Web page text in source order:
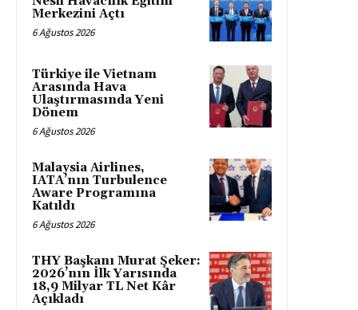
Merkezini Açtı
6 Ağustos 2026
Türkiye ile Vietnam
Arasında Hava
Ulaştırmasında Yeni
Dönem
6 Ağustos 2026
Malaysia Airlines,
IATA’nın Turbulence
Aware Programına
Katıldı
6 Ağustos 2026
THY Başkanı Murat Şeker:
2026’nın İlk Yarısında
18,9 Milyar TL Net Kâr
Açıkladı